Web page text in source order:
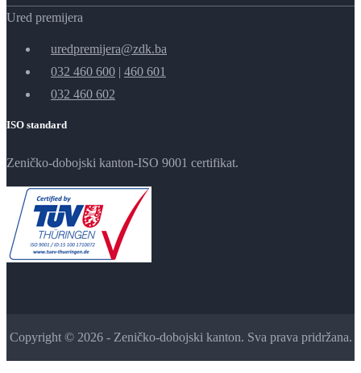
Ured premijera
uredpremijera@zdk.ba
032 460 600 | 460 601
032 460 602
ISO standard
Zeničko-dobojski kanton-ISO 9001 certifikat.
Copyright © 2026 - Zeničko-dobojski kanton. Sva prava pridržana.